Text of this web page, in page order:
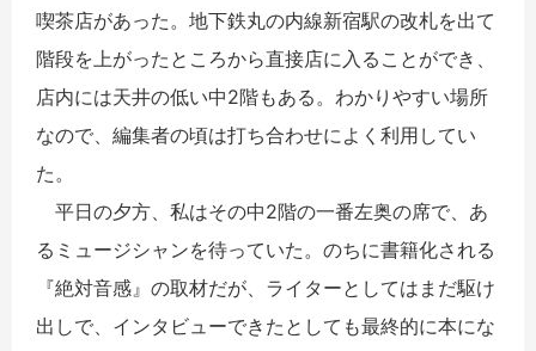
喫茶店があった。地下鉄丸の内線新宿駅の改札を出て
階段を上がったところから直接店に入ることができ、
店内には天井の低い中2階もある。わかりやすい場所
なので、編集者の頃は打ち合わせによく利用してい
た。
平日の夕方、私はその中2階の一番左奥の席で、あ
るミュージシャンを待っていた。のちに書籍化される
『絶対音感』の取材だが、ライターとしてはまだ駆け
出しで、インタビューできたとしても最終的に本にな